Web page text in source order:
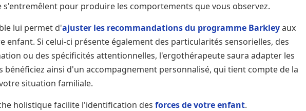
pour produire les comportements que vous observez.
lui permet d'ajuster les recommandations du programme Barkleyaux
enfant. Si celui-ci présente également des particularités sensorielles, des
ou des spécificités attentionnelles, l'ergothérapeute saura adapter les
bénéficiez ainsi d'un accompagnement personnalisé, qui tient compte de la
situation familiale.
holistique facilite l'identification des forces de votre enfant.